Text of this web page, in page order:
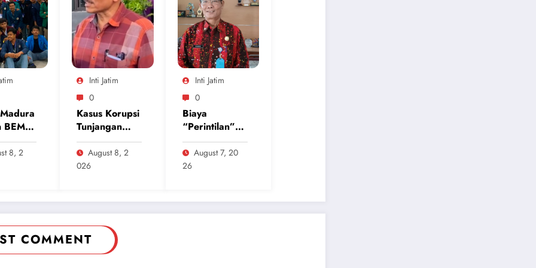
BEM
8, 2
Inti Jatim
0
Kasus Korupsi
Tunjangan
Perumahan
DPRD
Ponorogo
Nasdem
Inisiatif
Kembalikan
Uang Rp 748
Juta
August 8, 2
026
Inti Jatim
0
Biaya
“Perintilan”
Sekolah Masih
Mencekik,
Dikpora
Polemik
Seragam dan
August 7, 20
26
COMMENT